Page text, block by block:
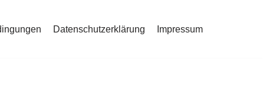
Datenschutzerklärung Impressum